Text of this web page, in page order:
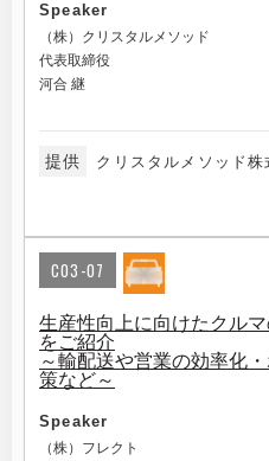
Speaker
（株）クリスタルメソッド
代表取締役
河合 継
提供 クリスタルメソッド株
C03-07
生産性向上に向けたクル
をご紹介
～輸配送や営業の効率化
策など～
Speaker
（株）フレクト